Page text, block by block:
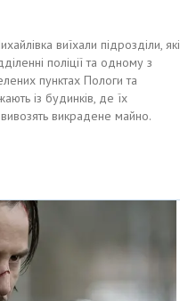
виїхали підрозділи, які
поліції та одному з
пунктах Пологи та
із будинків, де їх
викрадене майно.